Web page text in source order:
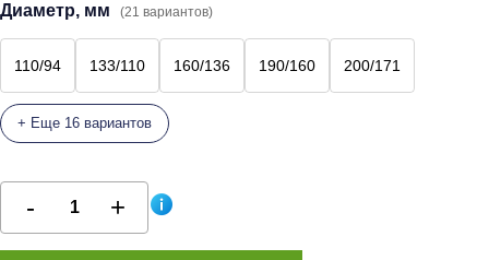
Диаметр, мм (21 вариантов)
110/94 133/110 160/136 190/160 200/171
+ Еще 16 вариантов